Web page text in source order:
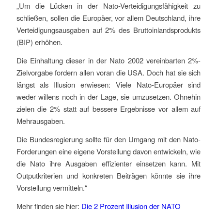
„Um die Lücken in der Nato-Verteidigungsfähigkeit zu
schließen, sollen die Europäer, vor allem Deutschland, ihre
Verteidigungsausgaben auf 2% des Bruttoinlandsprodukts
(BIP) erhöhen.
Die Einhaltung dieser in der Nato 2002 vereinbarten 2%-
Zielvorgabe fordern allen voran die USA. Doch hat sie sich
längst als Illusion erwiesen: Viele Nato-Europäer sind
weder willens noch in der Lage, sie umzusetzen. Ohnehin
zielen die 2% statt auf bessere Ergebnisse vor allem auf
Mehrausgaben.
Die Bundesregierung sollte für den Umgang mit den Nato-
Forderungen eine eigene Vorstellung davon entwickeln, wie
die Nato ihre Ausgaben effizienter einsetzen kann. Mit
Outputkriterien und konkreten Beiträgen könnte sie ihre
Vorstellung vermitteln.“
Mehr finden sie hier: Die 2 Prozent Illusion der NATO